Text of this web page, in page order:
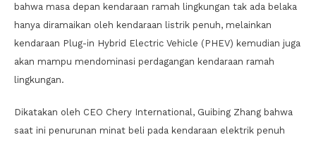
bahwa masa depan kendaraan ramah lingkungan tak ada belaka
hanya diramaikan oleh kendaraan listrik penuh, melainkan
kendaraan Plug-in Hybrid Electric Vehicle (PHEV) kemudian juga
akan mampu mendominasi perdagangan kendaraan ramah
lingkungan.
Dikatakan oleh CEO Chery International, Guibing Zhang bahwa
saat ini penurunan minat beli pada kendaraan elektrik penuh